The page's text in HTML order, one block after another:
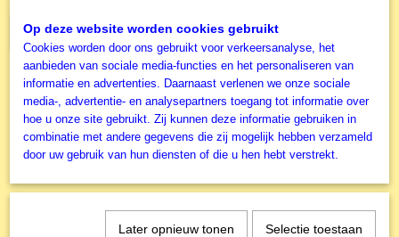
IN WINKELWAGEN
Specificaties
Productcode
D19279
EAN code
Ook interessant
Op deze website worden cookies gebruikt
Cookies worden door ons gebruikt voor verkeersanalyse, het
aanbieden van sociale media-functies en het personaliseren van
informatie en advertenties. Daarnaast verlenen we onze sociale
media-, advertentie- en analysepartners toegang tot informatie over
hoe u onze site gebruikt. Zij kunnen deze informatie gebruiken in
combinatie met andere gegevens die zij mogelijk hebben verzameld
door uw gebruik van hun diensten of die u hen hebt verstrekt.
Later opnieuw tonen Selectie toestaan